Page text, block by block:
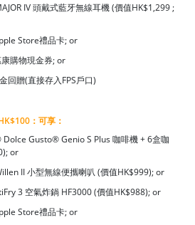
IV 頭戴式藍牙無線耳機 (價值HK$1,299 ;
Store禮品卡; or
購物現金券; or
回贈(直接存入FPS戶口)
：可享：
Dolce Gusto® Genio S Plus 咖啡機 + 6盒咖
or
II 小型無線便攜喇叭 (價值HK$999); or
3 空氣炸鍋 HF3000 (價值HK$988); or
Store禮品卡; or